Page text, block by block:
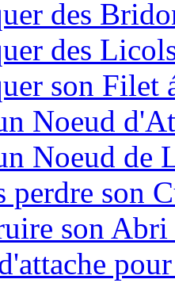
des
des
son Filet
Noeud
Noeud de
perdre son
son